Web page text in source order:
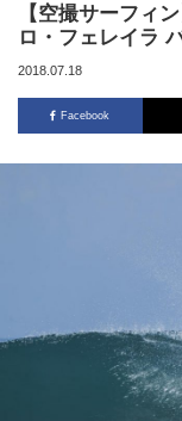
【空撮サーフィ
ロ・フェレイラ
2018.07.18
Facebook